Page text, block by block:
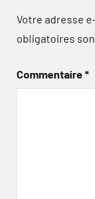
Votre adresse
obligatoires
Commentaire*